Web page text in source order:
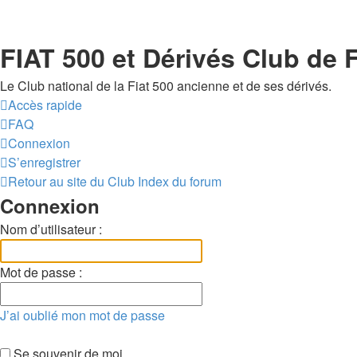
FIAT 500 et Dérivés Club de
Le Club national de la Fiat 500 ancienne et de ses dérivés.
Accès rapide
FAQ
Connexion
S’enregistrer
Retour au site du Club Index du forum
Connexion
Nom d’utilisateur :
Mot de passe :
J’ai oublié mon mot de passe